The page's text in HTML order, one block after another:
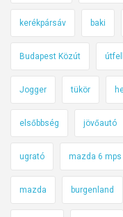
kerékpársáv baki
Budapest Közút
Jogger tükör
elsőbbség jövőautó
ugrató mazda 6 mps
mazda burgenland